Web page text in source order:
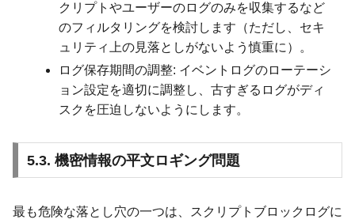
クリプトやユーザーのログのみを収集するなど
のフィルタリングを検討します（ただし、セキ
ュリティ上の見落としがないよう慎重に）。
ログ保存期間の調整: イベントログのローテーシ
ョン設定を適切に調整し、古すぎるログがディ
スクを圧迫しないようにします。
5.3. 機密情報の平文ロギング問題
最も危険な落とし穴の一つは、スクリプトブロックログに